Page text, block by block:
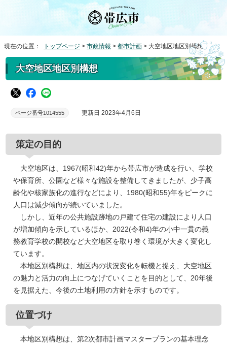
現在の位置： トップページ > 市政情報 > 都市計画 > 大空地区地区別構想
大空地区地区別構想
ページ番号1014555 更新日 2023年4月6日
策定の目的
大空地区は、1967(昭和42)年から帯広市が造成を行い、学校
や保育所、公園など様々な施設を整備してきましたが、少子高
齢化や核家族化の進行などにより、1980(昭和55)年をピークに
人口は減少傾向が続いていました。
しかし、近年の公共施設跡地の戸建て住宅の建設により人口
が増加傾向を示しているほか、2022(令和4)年の小中一貫の義
務教育学校の開校など大空地区を取り巻く環境が大きく変化し
ています。
本地区別構想は、地区内の状況変化を転機と捉え、大空地区
の魅力と活力の向上につなげていくことを目的として、20年後
を見据えた、今後の土地利用の方針を示すものです。
位置づけ
本地区別構想は、第2次都市計画マスタープランの基本理念